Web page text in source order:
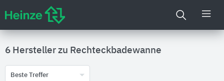
6 Hersteller zu Rechteckbadewanne
Beste Treffer